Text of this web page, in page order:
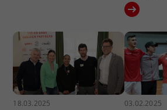
18.03.2025 03.02.2025